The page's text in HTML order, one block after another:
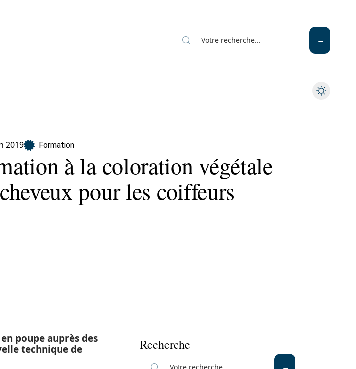
2019 Formation
à la coloration végétale
pour les coiffeurs
poupe auprès des
technique de
Recherche